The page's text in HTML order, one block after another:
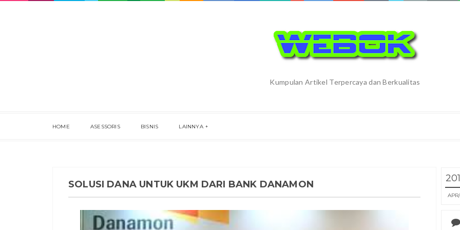
Kumpulan Artikel Terpercaya dan Berkualitas
HOME ASESSORIS BISNIS LAINNYA
APR
SOLUSI DANA UNTUK UKM DARI BANK DANAMON